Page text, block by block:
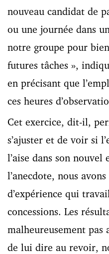
nouveau candidat de
ou une journée dans
notre groupe pour
futures tâches »,
en précisant que
ces heures
Cet exercice, dit-il,
s’ajuster et de voir si
l’aise dans son
l’anecdote, nous
d’expérience qui
concessions. Les
malheureusement pas
de lui dire au revoir,